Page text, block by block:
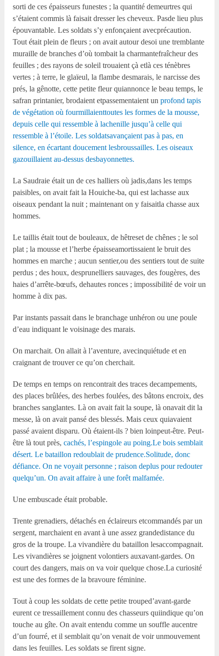
sorti de ces épaisseurs funestes ; la quantité demeurtres qui
s’étaient commis là faisait dresser les cheveux. Pasde lieu plus
épouvantable. Les soldats s’y enfonçaient avecprécaution.
Tout était plein de fleurs ; on avait autour desoi une tremblante
muraille de branches d’où tombait la charmantefraîcheur des
feuilles ; des rayons de soleil trouaient çà etlà ces ténèbres
vertes ; à terre, le glaïeul, la flambe desmarais, le narcisse des
prés, la gênotte, cette petite fleur quiannonce le beau temps, le
safran printanier, brodaient etpassementaient unprofond tapis
de végétation où fourmillaienttoutes les formes de la mousse,
depuis celle qui ressemble à lachenille jusqu’à celle qui
ressemble à l’étoile. Les soldatsavançaient pas à pas, en
silence, en écartant doucement lesbroussailles. Les oiseaux
gazouillaient au-dessus desbayonnettes.
La Saudraie était un de ces halliers où jadis,dans les temps
paisibles, on avait fait la Houiche-ba, qui est lachasse aux
oiseaux pendant la nuit ; maintenant on y faisaitla chasse aux
hommes.
Le taillis était tout de bouleaux, de hêtreset de chênes ; le sol
plat ; la mousse et l’herbe épaisseamortissaient le bruit des
hommes en marche ; aucun sentier,ou des sentiers tout de suite
perdus ; des houx, desprunelliers sauvages, des fougères, des
haies d’arrête-bœufs, dehautes ronces ; impossibilité de voir un
homme à dix pas.
Par instants passait dans le branchage unhéron ou une poule
d’eau indiquant le voisinage des marais.
On marchait. On allait à l’aventure, avecinquiétude et en
craignant de trouver ce qu’on cherchait.
De temps en temps on rencontrait des traces decampements,
des places brûlées, des herbes foulées, des bâtons encroix, des
branches sanglantes. Là on avait fait la soupe, là onavait dit la
messe, là on avait pansé des blessés. Mais ceux quiavaient
passé avaient disparu. Où étaient-ils ? bien loinpeut-être. Peut-
être là tout près,cachés, l’espingole au poing.Le bois semblait
désert. Le bataillon redoublait de prudence.Solitude, donc
défiance. On ne voyait personne ; raison deplus pour redouter
quelqu’un. On avait affaire à une forêt malfamée.
Une embuscade était probable.
Trente grenadiers, détachés en éclaireurs etcommandés par un
sergent, marchaient en avant à une assez grandedistance du
gros de la troupe. La vivandière du bataillon lesaccompagnait.
Les vivandières se joignent volontiers auxavant-gardes. On
court des dangers, mais on va voir quelque chose.La curiosité
est une des formes de la bravoure féminine.
Tout à coup les soldats de cette petite trouped’avant-garde
eurent ce tressaillement connu des chasseurs quiindique qu’on
touche au gîte. On avait entendu comme un souffle aucentre
d’un fourré, et il semblait qu’on venait de voir unmouvement
dans les feuilles. Les soldats se firent signe.